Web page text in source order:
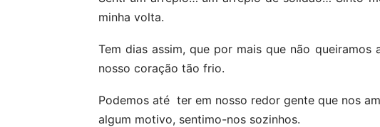
minha volta.
Tem dias assim, que por mais que não queiramos
nosso coração tão frio.
Podemos até ter em nosso redor gente que nos
algum motivo, sentimo-nos sozinhos.